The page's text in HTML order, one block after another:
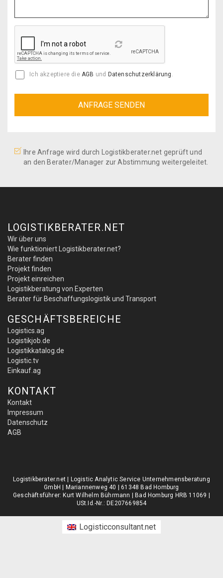
Reload
Ich akzeptiere die AGB und Datenschutzerklärung .
Ihre Anfrage wird durch Logistikberater.net geprüft und
an den Berater/Manager zur Abstimmung weitergeleitet.
LOGISTIKBERATER.NET
Wir über uns
Wie funktioniert Logistikberater.net?
Berater finden
Projekt finden
Projekt einreichen
Logistikberatung von Experten
Berater für Beschaffungslogistik und Transport
GESCHÄFTSBEREICHE
Logistics.ag
Logistikjob.de
Logistikkatalog.de
Logistic.tv
Einkauf.ag
KONTAKT
Kontakt
Impressum
Datenschutz
AGB
Logistikberater.net | Logistic Analytic Service Unternehmensberatung
GmbH | Mariannenweg 40 | 61348 Bad Homburg
Geschäftsführer: Kurt Wilhelm Bührmann | Bad Homburg HRB 11069 |
USt.Id.-Nr.: DE207669854
Logisticconsultant.net